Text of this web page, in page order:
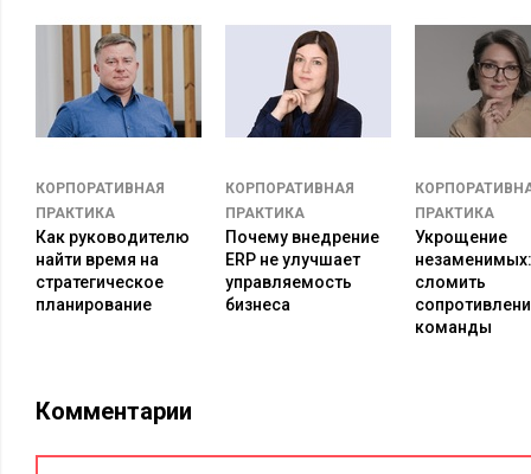
КОРПОРАТИВНАЯ
ПРАКТИКА
Как руководителю
найти время на
стратегическое
планирование
КОРПОРАТИВНАЯ
ПРАКТИКА
Почему внедрение
ERP не улучшает
управляемость
бизнеса
ПРАКТИКА
Укрощение
сломить
команды
Комментарии